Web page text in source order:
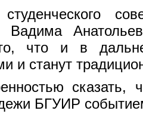
студенческого
Вадима
что и в
и станут
сказать,
БГУИР